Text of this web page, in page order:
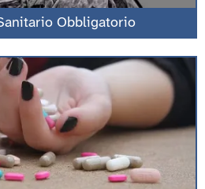
Obbligatorio